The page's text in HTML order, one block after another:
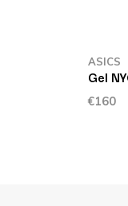
ASICS
Gel
€160